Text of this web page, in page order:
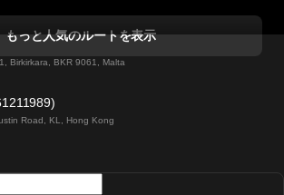
リンからゴールウェイまでの列車
ローマからナポリまでの列車
もっと人気のルートを表示
1451)
Birkirkara, BKR 9061, Malta
Road, KL, Hong Kong